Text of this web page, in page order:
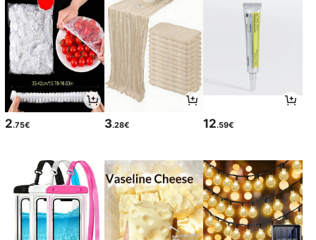
2.75€ 3.28€ 12.59€